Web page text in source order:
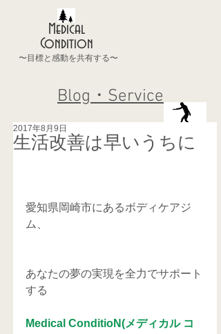
Medical
Condition
〜目標と感動を共有する〜
Blog・Service
生活改善は早いうちに
2017年8月9日
愛知県岡崎市にあるボディケアジ
ム、
あなたの夢の実現を全力でサポート
する
Medical ConditioN(メディカル コ